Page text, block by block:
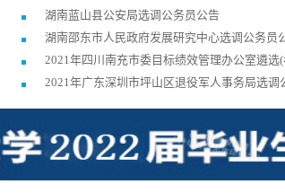
2026-07-15
29 30 1 2 3
湖南蓝山县公安局选调公务员公告
湖南邵东市人民政府发展研究中心选调公务员
2021年四川南充市委目标绩效管理办公室遴选
2021年广东深圳市坪山区退役军人事务局选调